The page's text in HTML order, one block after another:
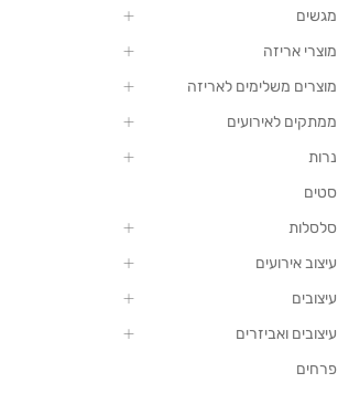
מגשים
מוצרי אריזה
מוצרים משלימים לאריזה
ממתקים לאירועים
נרות
סטים
סלסלות
עיצוב אירועים
עיצובים
עיצובים ואביזרים
פרחים